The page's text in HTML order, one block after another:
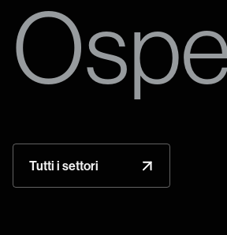
Tutti i settori